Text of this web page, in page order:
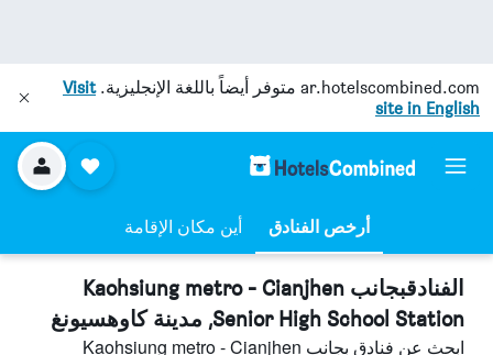
ar.hotelscombined.com متوفر أيضاً باللغة الإنجليزية.Visit
site in English
أرخص الفنادق أين مكان الإقامة
الفنادقبجانب Kaohsiung metro - Cianjhen
Senior High School Station, مدينة كاوهسيونغ
ابحث عن فنادق بجانب Kaohsiung metro - Cianjhen